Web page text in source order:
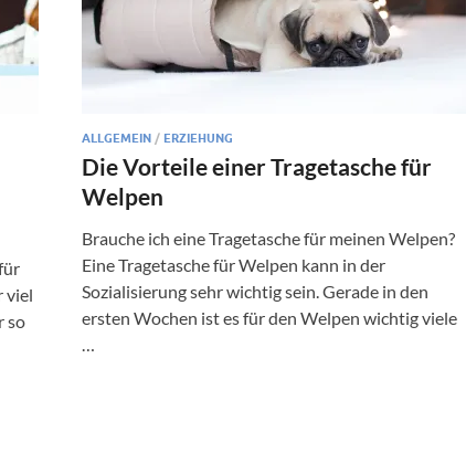
viel
so
ALLGEMEIN / ERZIEHUNG
Die Vorteile einer Tragetasche für
Welpen
Brauche ich eine Tragetasche für meinen Welpen?
Eine Tragetasche für Welpen kann in der
Sozialisierung sehr wichtig sein. Gerade in den
ersten Wochen ist es für den Welpen wichtig viele